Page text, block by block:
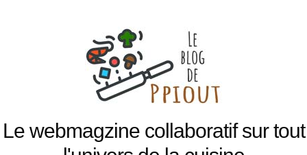
Le webmagzine collaboratif sur tout